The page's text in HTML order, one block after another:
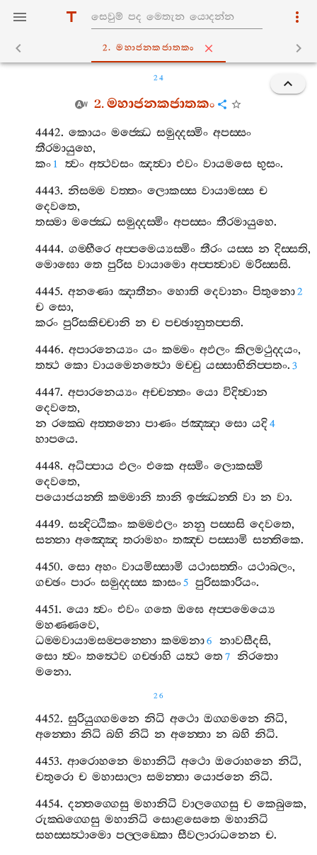
2. මහාජනකජාතකං
24
2.මහාජනකජාතකං
4442.කොයං මජ‍්ඣෙ සමුද‍්දස‍්මිං අපස‍්සං
තීරමායුහෙ,
කං 1 ත්‍වං අත්‍ථවසං ඤත්‍වා එවං වායමසෙ භුසං.
4443.නිසම‍්ම වත‍්තං ලොකස‍්ස වායාමස‍්ස ච
දෙවතෙ,
තස‍්මා මජ‍්ඣෙ සමුද‍්දස‍්මිං අපස‍්සං තීරමායුහෙ.
4444.ගම‍්භීරෙ අප‍්පමෙය්‍යස‍්මිං තීරං යස‍්ස න දිස‍්සති,
මොඝො තෙ පුරිස වායාමො අප‍්පත්‍වාව මරිස‍්සසි.
4445.අනණො ඤාතීනං හොති දෙවානං පිතුනො2
ච සො,
කරං පුරිසකිච‍්චානි න ච පච‍්ඡානුතප‍්පති.
4446.අපාරනෙය්‍යං යං කම‍්මං අඵලං කිලමථුද‍්දයං,
තත්‍ථ කො වායමෙනත්‍ථො මච‍්චු යස‍්සාභිනිප‍්පතං. 3
4447.අපාරනෙය්‍යං අච‍්චන‍්තං යො විදිත්‍වාන
දෙවතෙ,
න රක‍්ඛෙ අත‍්තනො පාණං ජඤ‍්ඤා සො යදි4
හාපයෙ.
4448.අධිප‍්පාය ඵලං එකෙ අස‍්මිං ලොකස‍්මි
දෙවතෙ,
පයොජයන‍්ති කම‍්මානි තානි ඉජ‍්ඣන‍්ති වා න වා.
4449.සන්‍දිට‍්ඨිකං කම‍්මඵලං නනු පස‍්සසි දෙවතෙ,
සන‍්නා අඤ‍්ඤෙ තරාමහං තඤ‍්ච පස‍්සාමි සන‍්තිකෙ.
4450.සො අහං වායමිස‍්සාමි යථාසත‍්තිං යථාබලං,
ගච‍්ඡං පාරං සමුද‍්දස‍්ස කාසං5 පුරිසකාරියං.
4451.යො ත්‍වං එවං ගතෙ ඔඝෙ අප‍්පමෙය්‍යෙ
මහණ‍්ණවෙ,
ධම‍්මවායාමසම‍්පන‍්නො කම‍්මනා6 නාවසීදසි,
සො ත්‍වං තත්‍ථෙව ගච‍්ඡාහි යත්‍ථ තෙ 7
නිරතො
මනො.
26
4452.සුරියුග‍්ගමනෙ නිධි අථො ඔග‍්ගමනෙ නිධි,
අන‍්තො නිධි බහි නිධි න අන‍්තො න බහි නිධි.
4453.ආරොහනෙ මහානිධි අථො ඔරොහනෙ නිධි,
චතුරො ච මහාසාලා සමන‍්තා යොජනෙ නිධි.
4454.දන‍්තග‍්ගෙසු මහානිධි වාලග‍්ගෙසු ච කෙබුකෙ,
රුක‍්ඛග‍්ගෙසු මහානිධි සොළසෙතෙ මහානිධි
සහස‍්සත්‍ථාමො පල‍්ලඞ‍්කො සීවලාරාධනෙන ච.